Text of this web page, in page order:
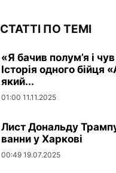
СТАТТІ ПО ТЕМІ
«Я бачив полум’я і
Історія одного бійця
який...
01:00 11.11.2025
Лист Дональду
ванни у Харкові
00:49 19.07.2025